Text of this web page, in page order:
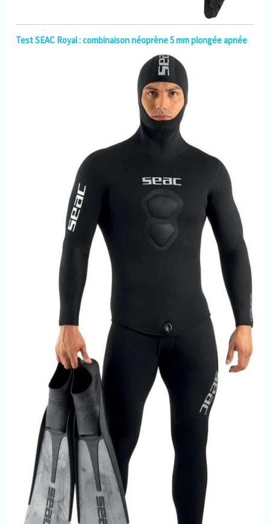
Test SEAC Royal : combinaison néoprène 5 mm plongée apnée